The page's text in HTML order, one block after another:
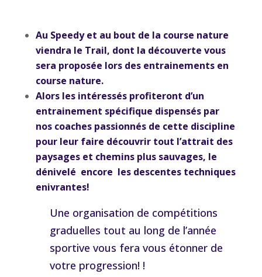
Au Speedy et au bout de la course nature
viendra le Trail, dont la découverte vous
sera proposée lors des entrainements en
course nature.
Alors les intéressés profiteront d’un
entrainement spécifique dispensés par
nos coaches passionnés de cette discipline
pour leur faire découvrir tout l’attrait des
paysages et chemins plus sauvages, le
dénivelé encore les descentes techniques
enivrantes!
Une organisation de compétitions
graduelles tout au long de l’année
sportive vous fera vous étonner de
votre progression! !